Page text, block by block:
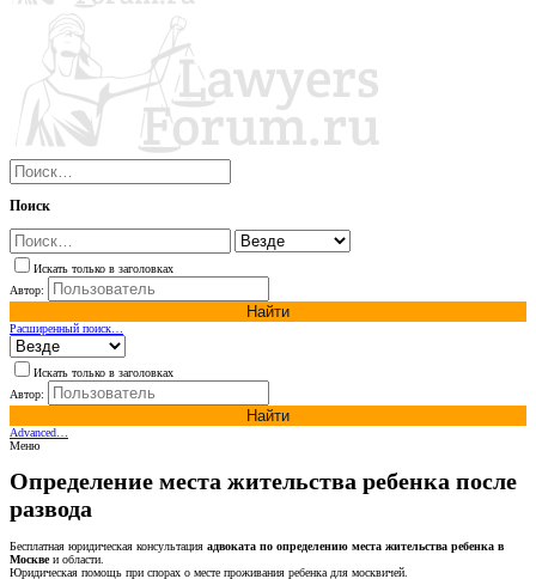
Поиск
Искать только в заголовках
Автор:
Найти
Расширенный поиск…
Искать только в заголовках
Автор:
Найти
Advanced…
Меню
Определение места жительства ребенка после
развода
Бесплатная юридическая консультация адвоката по определению места жительства ребенка в
Москвеи области.
Юридическая помощь при спорах о месте проживания ребенка для москвичей.